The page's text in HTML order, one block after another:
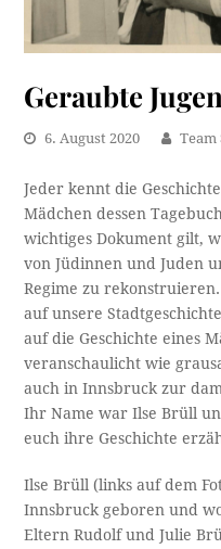
Geraubte
6. August 2020
Jeder kennt die
Mädchen dessen
wichtiges Dokument gilt,
von Jüdinnen und Juden
Regime zu
auf unsere
auf die Geschichte eines
veranschaulicht wie
auch in Innsbruck zur
Ihr Name war Ilse Brüll
euch ihre Geschichte
Ilse Brüll (links auf dem
Innsbruck geboren und
Eltern Rudolf und Julie